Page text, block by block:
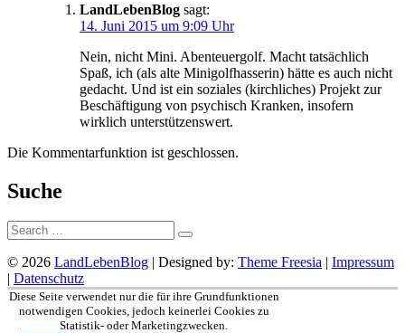
LandLebenBlog sagt:
14. Juni 2015 um 9:09 Uhr
Nein, nicht Mini. Abenteuergolf. Macht tatsächlich
Spaß, ich (als alte Minigolfhasserin) hätte es auch nicht
gedacht. Und ist ein soziales (kirchliches) Projekt zur
Beschäftigung von psychisch Kranken, insofern
wirklich unterstützenswert.
Die Kommentarfunktion ist geschlossen.
Suche
Suche:
© 2026 LandLebenBlog | Designed by: Theme Freesia | Impressum
| Datenschutz
Nach
oben
Diese Seite verwendet nur die für ihre Grundfunktionen
notwendigen Cookies, jedoch keinerlei Cookies zu
Statistik- oder Marketingzwecken.